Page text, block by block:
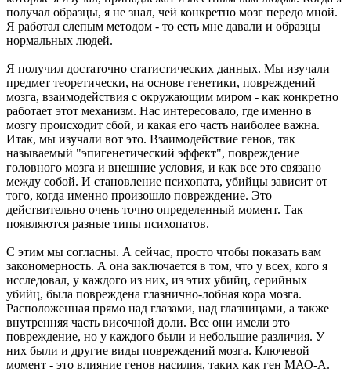
получал образцы, я не знал, чей конкретно мозг передо мной.
Я работал слепым методом - то есть мне давали и образцы
нормальных людей.
Я получил достаточно статистических данных. Мы изучали
предмет теоретически, на основе генетики, повреждений
мозга, взаимодействия с окружающим миром - как конкретно
работает этот механизм. Нас интересовало, где именно в
мозгу происходит сбой, и какая его часть наиболее важна.
Итак, мы изучали вот это. Взаимодействие генов, так
называемый "эпигенетический эффект", повреждение
головного мозга и внешние условия, и как все это связано
между собой. И становление психопата, убийцы зависит от
того, когда именно произошло повреждение. Это
действительно очень точно определенный момент. Так
появляются разные типы психопатов.
С этим мы согласны. А сейчас, просто чтобы показать вам
закономерность. А она заключается в том, что у всех, кого я
исследовал, у каждого из них, из этих убийц, серийных
убийц, была повреждена глазнично-лобная кора мозга.
Расположенная прямо над глазами, над глазницами, а также
внутренняя часть височной доли. Все они имели это
повреждение, но у каждого были и небольшие различия. У
них были и другие виды повреждений мозга. Ключевой
момент - это влияние генов насилия, таких как ген МАО-А.